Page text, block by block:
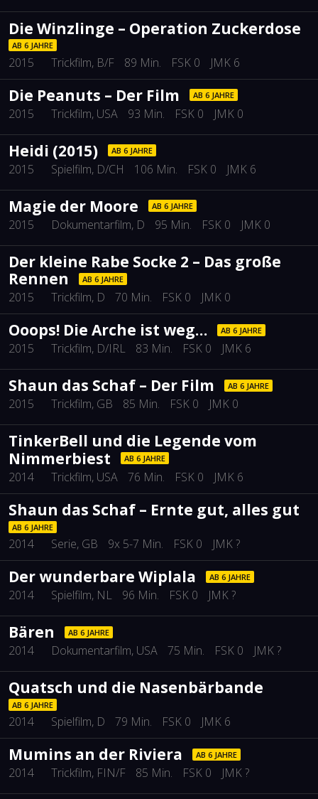
Die Winzlinge – Operation Zuckerdose
AB 6 JAHRE
2015 Trickfilm, B/F 89 Min. FSK 0 JMK 6
Die Peanuts – Der Film AB 6 JAHRE
2015 Trickfilm, USA 93 Min. FSK 0 JMK 0
Heidi (2015) AB 6 JAHRE
2015 Spielfilm, D/CH 106 Min. FSK 0 JMK 6
Magie der Moore AB 6 JAHRE
2015 Dokumentarfilm, D 95 Min. FSK 0 JMK 0
Der kleine Rabe Socke 2 – Das große
Rennen
AB 6 JAHRE
2015 Trickfilm, D 70 Min. FSK 0 JMK 0
Ooops! Die Arche ist weg… AB 6 JAHRE
2015 Trickfilm, D/IRL 83 Min. FSK 0 JMK 6
Shaun das Schaf – Der Film AB 6 JAHRE
2015 Trickfilm, GB 85 Min. FSK 0 JMK 0
TinkerBell und die Legende vom
Nimmerbiest
AB 6 JAHRE
2014 Trickfilm, USA 76 Min. FSK 0 JMK 6
Shaun das Schaf – Ernte gut, alles gut
AB 6 JAHRE
2014 Serie, GB 9x 5-7 Min. FSK 0 JMK ?
Der wunderbare Wiplala AB 6 JAHRE
2014 Spielfilm, NL 96 Min. FSK 0 JMK ?
Bären AB 6 JAHRE
2014 Dokumentarfilm, USA 75 Min. FSK 0 JMK ?
Quatsch und die Nasenbärbande
AB 6 JAHRE
2014 Spielfilm, D 79 Min. FSK 0 JMK 6
Mumins an der Riviera AB 6 JAHRE
2014 Trickfilm, FIN/F 85 Min. FSK 0 JMK ?